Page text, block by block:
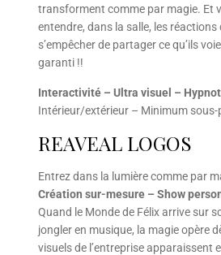
transforment comme par magie. Et
entendre, dans la salle, les
s’empêcher de partager ce qu’ils
garanti !!
Interactivité – Ultra visuel –
Intérieur/extérieur – Minimum
REAVEAL LOGOS
Entrez dans la lumière comme par
Création sur-mesure – Show
Quand le Monde de Félix arrive sur
jongler en musique, la magie opère
visuels de l’entreprise apparaissent